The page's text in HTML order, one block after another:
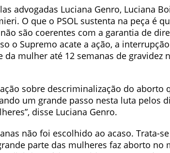
advogadas Luciana Genro, Luciana
O que o PSOL sustenta na peça é
são coerentes com a garantia de
o Supremo acate a ação, a
da mulher até 12 semanas de gravidez
sobre descriminalização do aborto
um grande passo nesta luta pelos
disse Luciana Genro.
não foi escolhido ao acaso. Trata-
parte das mulheres faz aborto no